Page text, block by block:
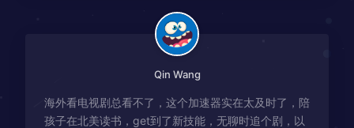
Qin Wang
海外看电视剧总看不了，这个加速器实在太及时了，陪
孩子在北美读书，get到了新技能，无聊时追个剧，以